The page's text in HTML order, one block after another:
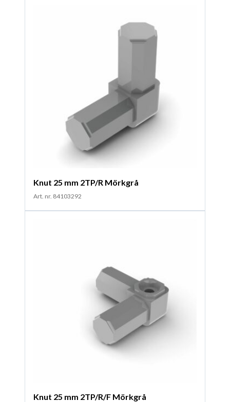
Knut 25 mm 2TP/R Mörkgrå
Art. nr. 84103292
Knut 25 mm 2TP/R/F Mörkgrå